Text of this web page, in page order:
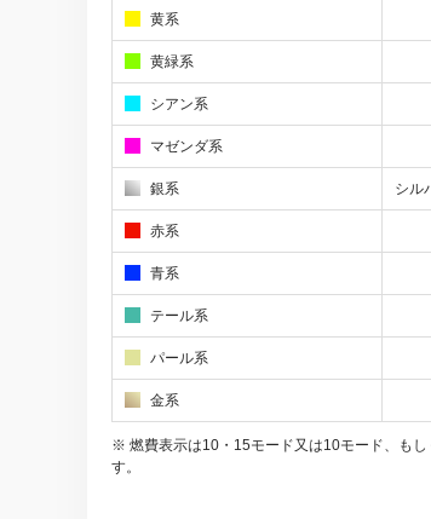
黄系
黄緑系
シアン系
マゼンダ系
銀系 シル
赤系
青系
テール系
パール系
金系
※ 燃費表示は10・15モード又は10モード、も
す。